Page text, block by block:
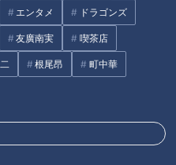
エンタメ ドラゴンズ
友廣南実 喫茶店
根尾昂 町中華